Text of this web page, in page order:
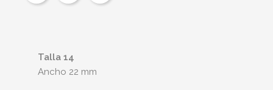
Talla 14
Ancho 22 mm